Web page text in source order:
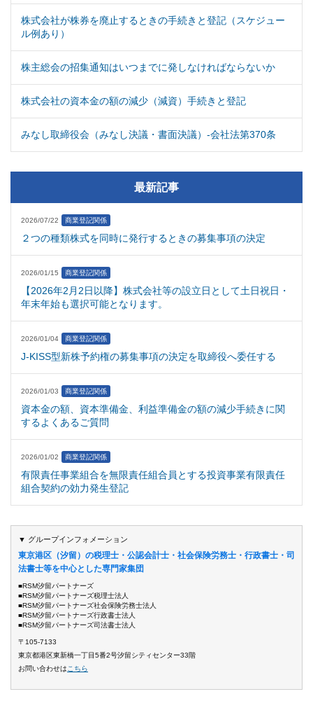
株式会社が株券を廃止するときの手続きと登記（スケジュー
ル例あり）
株主総会の招集通知はいつまでに発しなければならないか
株式会社の資本金の額の減少（減資）手続きと登記
みなし取締役会（みなし決議・書面決議）-会社法第370条
最新記事
2026/07/22 商業登記関係
２つの種類株式を同時に発行するときの募集事項の決定
2026/01/15 商業登記関係
【2026年2月2日以降】株式会社等の設立日として土日祝日・
年末年始も選択可能となります。
2026/01/04 商業登記関係
J-KISS型新株予約権の募集事項の決定を取締役へ委任する
2026/01/03 商業登記関係
資本金の額、資本準備金、利益準備金の額の減少手続きに関
するよくあるご質問
2026/01/02 商業登記関係
有限責任事業組合を無限責任組合員とする投資事業有限責任
組合契約の効力発生登記
▼ グループインフォメーション
東京港区（汐留）の税理士・公認会計士・社会保険労務士・行政書士・司
法書士等を中心とした専門家集団
■RSM汐留パートナーズ
■RSM汐留パートナーズ税理士法人
■RSM汐留パートナーズ社会保険労務士法人
■RSM汐留パートナーズ行政書士法人
■RSM汐留パートナーズ司法書士法人
〒105-7133
東京都港区東新橋一丁目5番2号汐留シティセンター33階
お問い合わせは こちら